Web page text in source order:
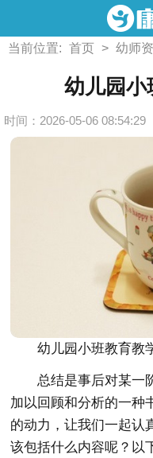
当前位置: 首页 > 幼师
幼儿园小
时间：2026-05-06 08:54:29
幼儿园小班教育教
总结是事后对某一
加以回顾和分析的一种
的动力，让我们一起认
该包括什么内容呢？以